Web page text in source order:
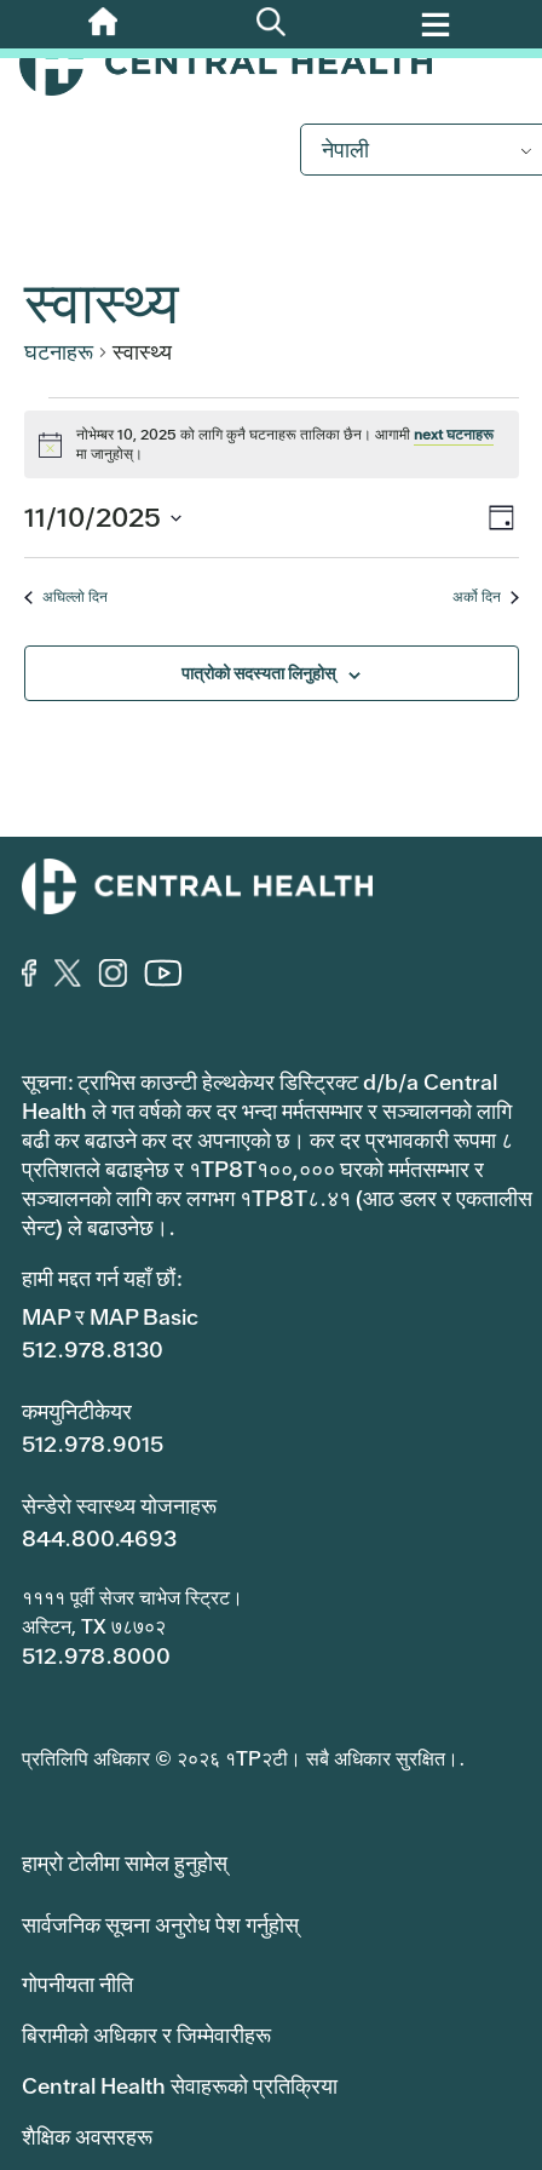
सामग्रीमा
जानुहोस्
नेपाली
स्वास्थ्य
घटनाहरू स्वास्थ्य
घटनाहरू
नोभेम्बर
10,
सूचना
नोभेम्बर 10, 2025 को लागि कुनै घटनाहरू तालिका छैन। आगामीnext घटनाहरू
मा जानुहोस्।
दृश्य
दृश्य
दिन
11/10/2025
गर्नुहोस्।
अघिल्लो दिन अर्को दिन
पात्रोको सदस्यता लिनुहोस्
सूचना: ट्राभिस काउन्टी हेल्थकेयर डिस्ट्रिक्ट d/b/a Central
Health ले गत वर्षको कर दर भन्दा मर्मतसम्भार र सञ्चालनको लागि
बढी कर बढाउने कर दर अपनाएको छ। कर दर प्रभावकारी रूपमा ८
प्रतिशतले बढाइनेछ र १TP8T१००,००० घरको मर्मतसम्भार र
सञ्चालनको लागि कर लगभग १TP8T८.४१ (आठ डलर र एकतालीस
सेन्ट) ले बढाउनेछ।.
हामी मद्दत गर्न यहाँ छौं:
MAP र MAP Basic
512.978.8130
कमयुनिटीकेयर
512.978.9015
सेन्डेरो स्वास्थ्य योजनाहरू
844.800.4693
११११ पूर्वी सेजर चाभेज स्ट्रिट।
अस्टिन, TX ७८७०२
512.978.8000
प्रतिलिपि अधिकार © २०२६ १TP२टी। सबै अधिकार सुरक्षित।.
हाम्रो टोलीमा सामेल हुनुहोस्
सार्वजनिक सूचना अनुरोध पेश गर्नुहोस्
गोपनीयता नीति
बिरामीको अधिकार र जिम्मेवारीहरू
Central Health सेवाहरूको प्रतिक्रिया
शैक्षिक अवसरहरू